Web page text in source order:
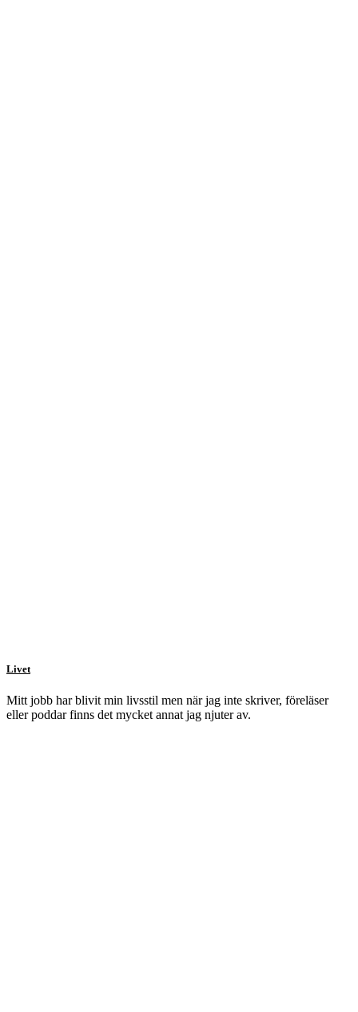
Livet
Mitt jobb har blivit min livsstil men när jag inte skriver, föreläser
eller poddar finns det mycket annat jag njuter av.